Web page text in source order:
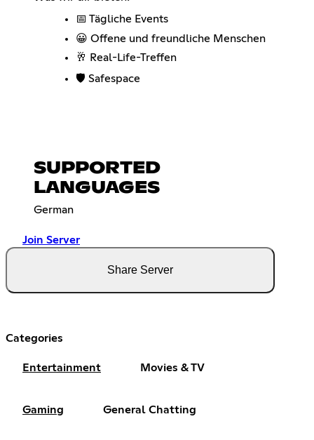
📅 Tägliche Events
😀 Offene und freundliche Menschen
🥂 Real-Life-Treffen
🛡️ Safespace
SUPPORTED
LANGUAGES
German
Join Server
Share Server
Categories
Entertainment Movies & TV
Gaming General Chatting